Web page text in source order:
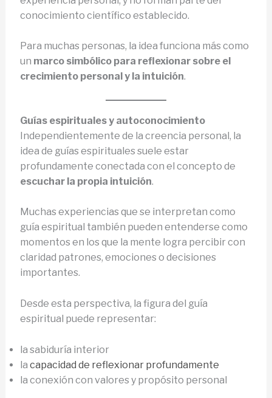
conocimiento científico establecido.
Para muchas personas, la idea funciona más como
un marco simbólico para reflexionar sobre el
crecimiento personal y la intuición.
Guías espirituales y autoconocimiento
Independientemente de la creencia personal, la
idea de guías espirituales suele estar
profundamente conectada con el concepto de
escuchar la propia intuición.
Muchas experiencias que se interpretan como
guía espiritual también pueden entenderse como
momentos en los que la mente logra percibir con
claridad patrones, emociones o decisiones
importantes.
Desde esta perspectiva, la figura del guía
espiritual puede representar:
la sabiduría interior
la capacidad de reflexionar profundamente
la conexión con valores y propósito personal